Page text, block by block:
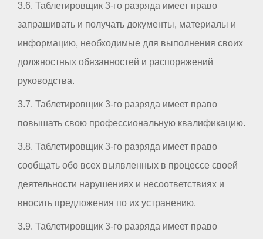
3.6. Таблетировщик 3-го разряда имеет право
запрашивать и получать документы, материалы и
информацию, необходимые для выполнения своих
должностных обязанностей и распоряжений
руководства.
3.7. Таблетировщик 3-го разряда имеет право
повышать свою профессиональную квалификацию.
3.8. Таблетировщик 3-го разряда имеет право
сообщать обо всех выявленных в процессе своей
деятельности нарушениях и несоответствиях и
вносить предложения по их устранению.
3.9. Таблетировщик 3-го разряда имеет право